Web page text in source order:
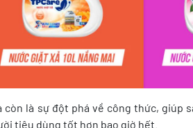
là sự đột phá về công thức, giúp
tiêu dùng tốt hơn bao giờ hết.